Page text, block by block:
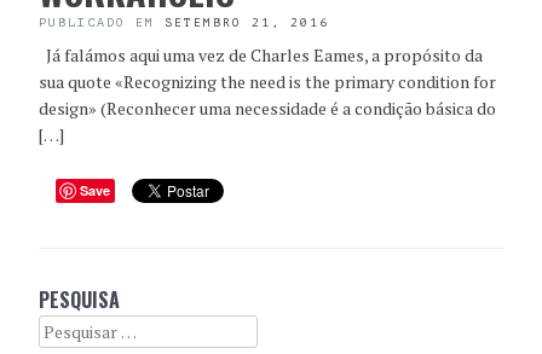
PUBLICADO EM SETEMBRO 21, 2016
Já falámos aqui uma vez de Charles Eames, a propósito da
sua quote «Recognizing the need is the primary condition for
design» (Reconhecer uma necessidade é a condição básica do
[…]
Save
PESQUISA
Search